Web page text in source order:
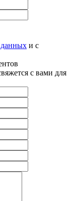
данных и с
с вами для